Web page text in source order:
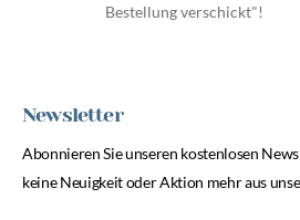
Bestellung verschickt"!
Newsletter
Abonnieren Sie unseren kostenlosen
keine Neuigkeit oder Aktion mehr aus